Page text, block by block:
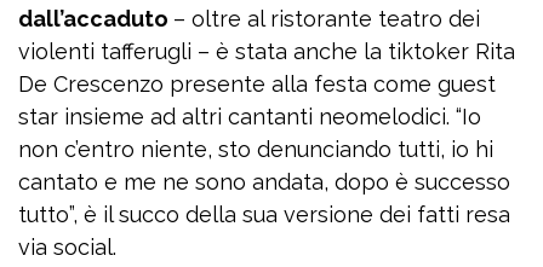
dall’accaduto – oltre al ristorante teatro dei
violenti tafferugli – è stata anche la tiktoker Rita
De Crescenzo presente alla festa come guest
star insieme ad altri cantanti neomelodici. “Io
non c’entro niente, sto denunciando tutti, io hi
cantato e me ne sono andata, dopo è successo
tutto”, è il succo della sua versione dei fatti resa
via social.